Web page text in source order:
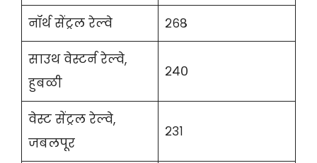
नॉर्थ सेंट्रल रेल्वे २६८
साउथ वेस्टर्न रेल्वे,
हुबळी
२४०
वेस्ट सेंट्रल रेल्वे,
जबलपूर
२३१